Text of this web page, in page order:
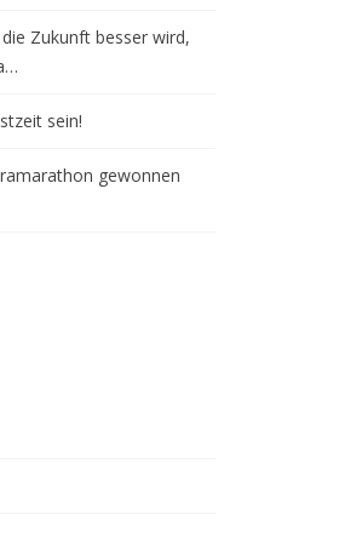
Zukunft besser wird,
sein!
gewonnen